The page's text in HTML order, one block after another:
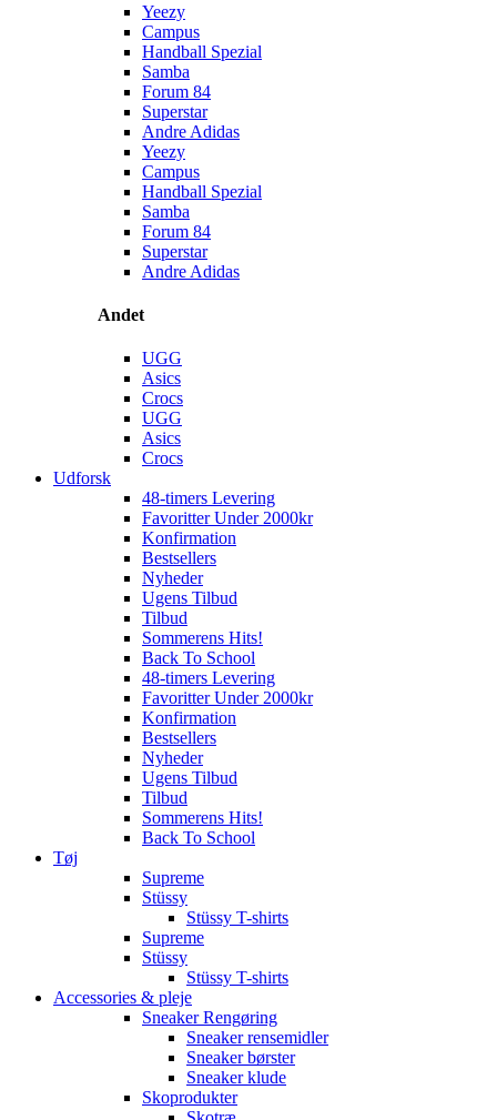
Yeezy
Campus
Handball Spezial
Samba
Forum 84
Superstar
Andre Adidas
Yeezy
Campus
Handball Spezial
Samba
Forum 84
Superstar
Andre Adidas
Andet
UGG
Asics
Crocs
UGG
Asics
Crocs
Udforsk
48-timers Levering
Favoritter Under 2000kr
Konfirmation
Bestsellers
Nyheder
Ugens Tilbud
Tilbud
Sommerens Hits!
Back To School
48-timers Levering
Favoritter Under 2000kr
Konfirmation
Bestsellers
Nyheder
Ugens Tilbud
Tilbud
Sommerens Hits!
Back To School
Tøj
Supreme
Stüssy
Stüssy T-shirts
Supreme
Stüssy
Stüssy T-shirts
Accessories & pleje
Sneaker Rengøring
Sneaker rensemidler
Sneaker børster
Sneaker klude
Skoprodukter